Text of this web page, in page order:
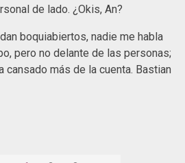
de lado. ¿Okis, An?
boquiabiertos, nadie me habla
pero no delante de las personas;
más de la cuenta. Bastian